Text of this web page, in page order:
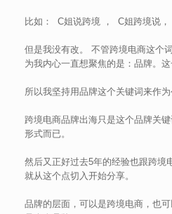
比如： C姐说跨境 ， C姐跨境说
但是我没有改。 不管跨境电商这个
为我内心一直想聚焦的是：品牌。这
所以我坚持用品牌这个关键词来作为
跨境电商品牌出海只是这个品牌关
形式而已。
然后又正好过去5年的经验也跟跨境
就从这个点切入开始分享。
品牌的层面，可以是跨境电商，也